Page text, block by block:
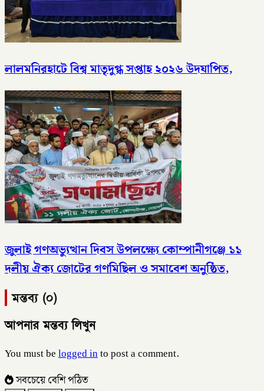
লালমনিরহাটে বিশ্ব মাতৃদুগ্ধ সপ্তাহ ২০২৬ উদযাপিত,
জুলাই গণঅভ্যুত্থান দিবস উপলক্ষ্যে কোম্পানীগঞ্জে ১১
দলীয় ঐক্য জোটের গণমিছিল ও সমাবেশ অনুষ্ঠিত,
মন্তব্য (০)
আপনার মন্তব্য লিখুন
You must belogged into post a comment.
সবচেয়ে বেশি পঠিত